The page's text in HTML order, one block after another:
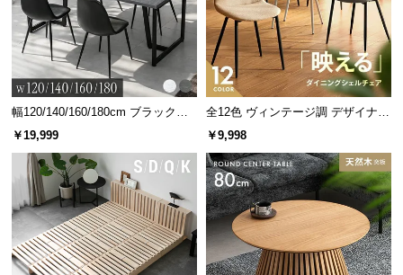
機能的なヘッドボード
文庫本や時計などが置けるワイドな宮棚。コンセン
トや照明も付いて機能性抜群です。
幅120/140/160/180cm ブラックフ
レーム ダイニング 大理石調 4人掛
￥19,999
全12色 ヴィンテージ調 デザイナー
ズシェルチェア
￥9,998